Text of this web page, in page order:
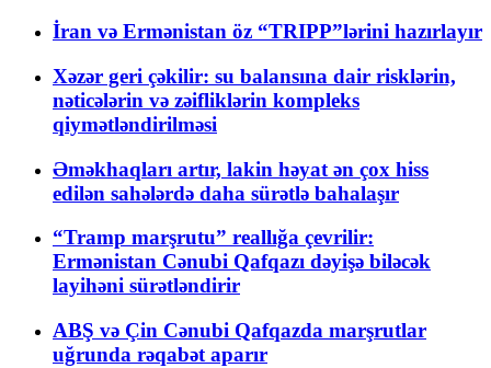
İran və Ermənistan öz “TRIPP”lərini hazırlayır
Xəzər geri çəkilir: su balansına dair risklərin,
nəticələrin və zəifliklərin kompleks
qiymətləndirilməsi
Əməkhaqları artır, lakin həyat ən çox hiss
edilən sahələrdə daha sürətlə bahalaşır
“Tramp marşrutu” reallığa çevrilir:
Ermənistan Cənubi Qafqazı dəyişə biləcək
layihəni sürətləndirir
ABŞ və Çin Cənubi Qafqazda marşrutlar
uğrunda rəqabət aparır